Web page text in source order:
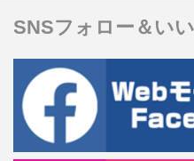
SNSフォロー＆い